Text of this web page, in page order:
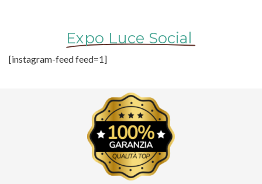
Expo Luce Social
[instagram-feed feed=1]